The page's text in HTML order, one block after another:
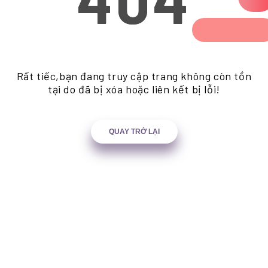
Rất tiếc,bạn đang truy cập trang không còn tồn
tại do đã bị xóa hoặc liên kết bị lỗi!
QUAY TRỞ LẠI